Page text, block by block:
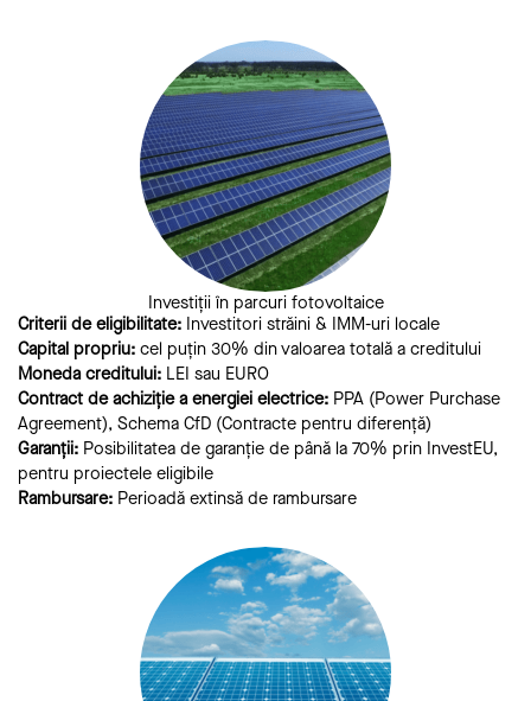
Investiții în parcuri fotovoltaice
Criterii de eligibilitate: Investitori străini & IMM-uri locale
Capital propriu: cel puțin 30% din valoarea totală a creditului
Moneda creditului: LEI sau EURO
Contract de achiziție a energiei electrice: PPA (Power Purchase
Agreement), Schema CfD (Contracte pentru diferență)
Garanții: Posibilitatea de garanție de până la 70% prin InvestEU,
pentru proiectele eligibile
Rambursare: Perioadă extinsă de rambursare